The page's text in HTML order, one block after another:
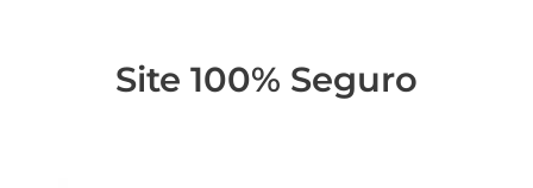
Site 100% Seguro